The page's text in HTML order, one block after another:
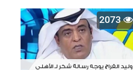
2073
وليد الفراج يوجه رسالة شكر لـ الأهلي